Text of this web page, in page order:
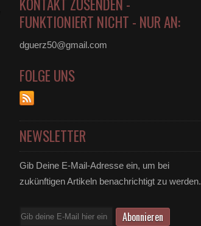
KONTAKT ZUSENDEN -
FUNKTIONIERT NICHT - NUR AN:
dguerz50@gmail.com
FOLGE UNS
NEWSLETTER
Gib Deine E-Mail-Adresse ein, um bei
zukünftigen Artikeln benachrichtigt zu werden.
E-